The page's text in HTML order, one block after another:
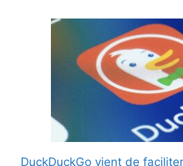
DuckDuckGo vient de